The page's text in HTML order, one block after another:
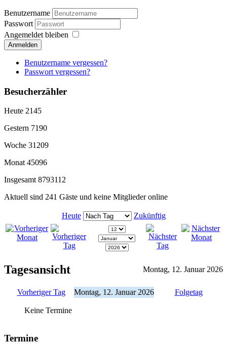
Benutzername
Passwort
Angemeldet bleiben
Anmelden
Benutzername vergessen?
Passwort vergessen?
Besucherzähler
Heute 2145
Gestern 7190
Woche 31209
Monat 45096
Insgesamt 8793112
Aktuell sind 241 Gäste und keine Mitglieder online
Heute Zukünftig
Tagesansicht Montag, 12. Januar 2026
Vorheriger Tag Montag, 12. Januar 2026 Folgetag
Keine Termine
Termine